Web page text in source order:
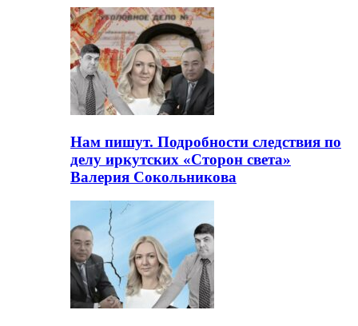
Нам пишут. Подробности следствия по
делу иркутских «Сторон света»
Валерия Сокольникова